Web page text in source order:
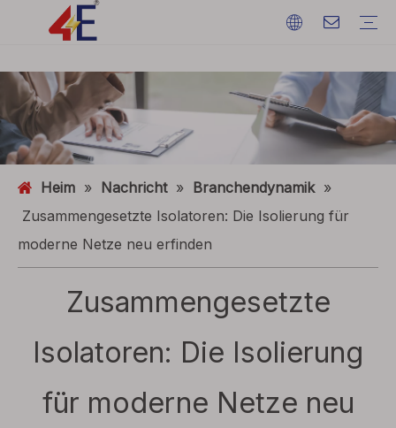
Heim » Nachricht » Branchendynamik »
Zusammengesetzte Isolatoren: Die Isolierung für
moderne Netze neu erfinden
Zusammengesetzte
Isolatoren: Die Isolierung
für moderne Netze neu